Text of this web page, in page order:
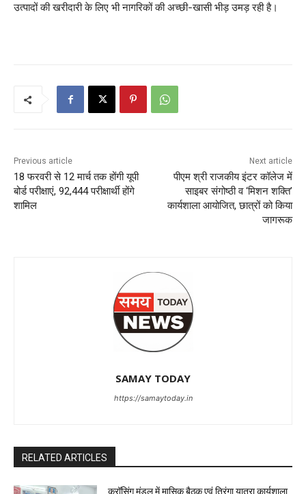
उत्पादों की खरीदारी के लिए भी नागरिकों की अच्छी-खासी भीड़ उमड़ रही है।
Previous article
18 फरवरी से 12 मार्च तक होंगी यूपी
बोर्ड परीक्षाएं, 92,444 परीक्षार्थी होंगे
शामिल
Next article
पीएम श्री राजकीय इंटर कॉलेज में
साइबर संगोष्ठी व ‘मिशन शक्ति’
कार्यशाला आयोजित, छात्रों को किया
जागरूक
SAMAY TODAY
https://samaytoday.in
RELATED ARTICLES
क्रॉसिंग मंडल में मासिक बैठक एवं तिरंगा यात्रा कार्यशाला